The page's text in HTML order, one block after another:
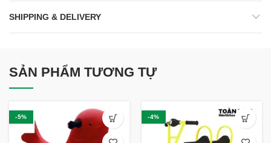
SHIPPING & DELIVERY
SẢN PHẨM TƯƠNG TỰ
-5% -4%